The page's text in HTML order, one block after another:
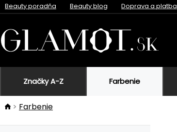
Beauty poradňa Beauty blog Doprava a platba
Značky A-Z Farbenie
Farbenie